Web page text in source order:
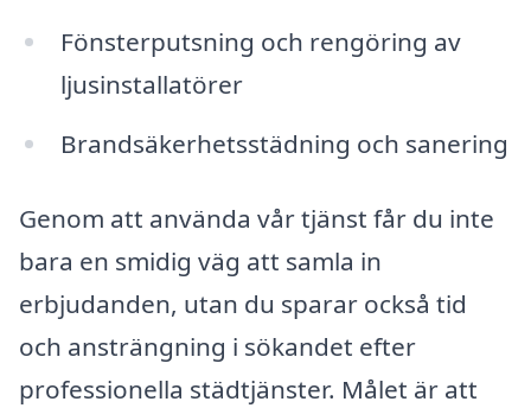
Fönsterputsning och rengöring av
ljusinstallatörer
Brandsäkerhetsstädning och sanering
Genom att använda vår tjänst får du inte
bara en smidig väg att samla in
erbjudanden, utan du sparar också tid
och ansträngning i sökandet efter
professionella städtjänster. Målet är att